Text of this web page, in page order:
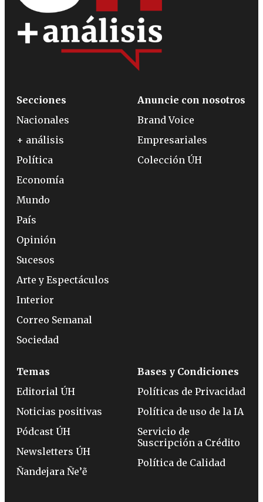
Secciones
Nacionales
+ análisis
Política
Economía
Mundo
País
Opinión
Sucesos
Arte y Espectáculos
Interior
Correo Semanal
Sociedad
Anuncie con nosotros
Brand Voice
Empresariales
Colección ÚH
Temas
Editorial ÚH
Noticias positivas
Pódcast ÚH
Newsletters ÚH
Ñandejara Ñe’ẽ
Bases y Condiciones
Políticas de Privacidad
Política de uso de la IA
Servicio de
Suscripción a Crédito
Política de Calidad